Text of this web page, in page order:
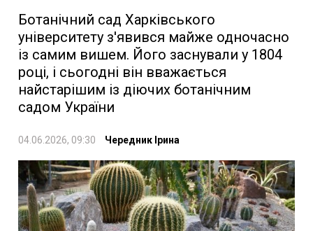
Ботанічний сад Харківського
університету з'явився майже одночасно
із самим вишем. Його заснували у 1804
році, і сьогодні він вважається
найстарішим із діючих ботанічним
садом України
04.06.2026, 09:30 Чередник Ірина